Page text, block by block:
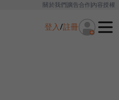
關於我們廣告合作內容授權
登入/註冊